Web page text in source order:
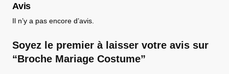
Avis
Il n’y a pas encore d’avis.
Soyez le premier à laisser votre avis sur
“Broche Mariage Costume”